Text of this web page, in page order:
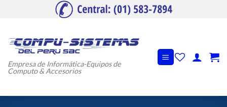
Empresa de Informática-Equipos de
Computo & Accesorios